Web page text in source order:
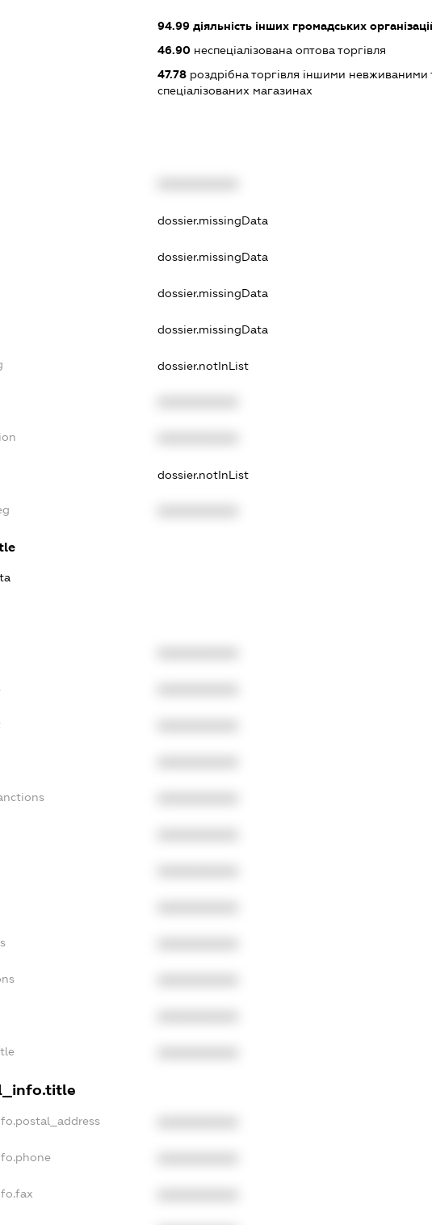
94.99 діяльність інших громадських
46.90 неспеціалізована оптова торгівля
47.78 роздрібна торгівля іншими невживаними
спеціалізованих магазинах
dossier.missingData
dossier.missingData
dossier.missingData
dossier.missingData
dossier.notInList
dossier.notInList